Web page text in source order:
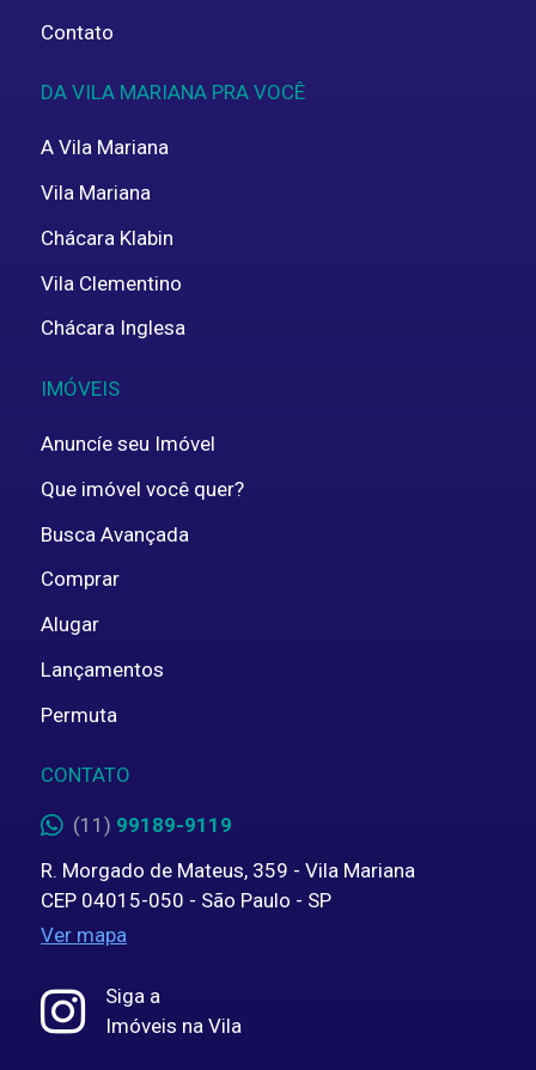
Contato
DA VILA MARIANA PRA VOCÊ
A Vila Mariana
Vila Mariana
Chácara Klabin
Vila Clementino
Chácara Inglesa
IMÓVEIS
Anuncíe seu Imóvel
Que imóvel você quer?
Busca Avançada
Comprar
Alugar
Lançamentos
Permuta
CONTATO
(11) 99189-9119
R. Morgado de Mateus, 359 - Vila Mariana
CEP 04015-050 - São Paulo - SP
Ver mapa
Siga a
Imóveis na Vila